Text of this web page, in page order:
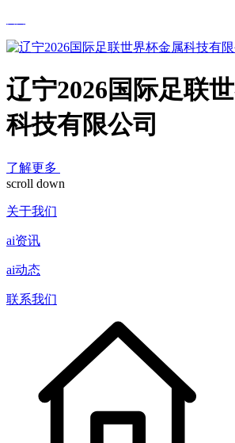
辽宁2026国际足联
科技有限公司
了解更多
scroll down
关于我们
ai资讯
ai动态
联系我们